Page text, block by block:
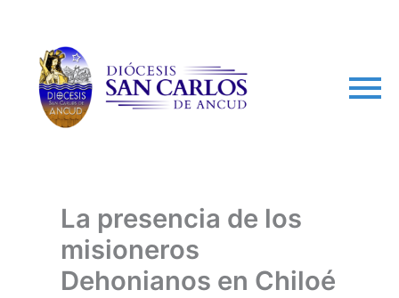
La presencia de los
misioneros
Dehonianos en Chiloé